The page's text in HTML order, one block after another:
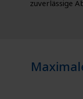
zuverlässige